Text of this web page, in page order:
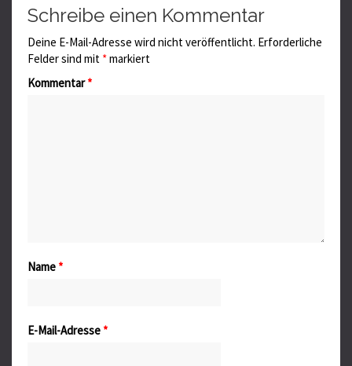
Schreibe einen Kommentar
Deine E-Mail-Adresse wird nicht veröffentlicht. Erforderliche
Felder sind mit *markiert
Kommentar*
Name *
E-Mail-Adresse *